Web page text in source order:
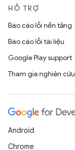
HỖ TRỢ
Báo cáo lỗi nền tảng
Báo cáo lỗi tài liệu
Google Play support
Tham gia nghiên cứu
Android
Chrome